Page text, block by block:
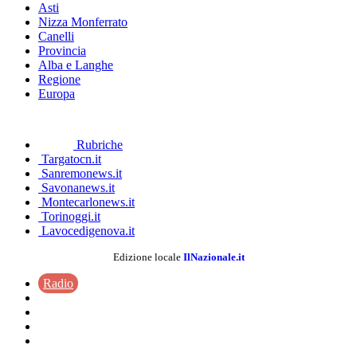
Asti
Nizza Monferrato
Canelli
Provincia
Alba e Langhe
Regione
Europa
Rubriche
Targatocn.it
Sanremonews.it
Savonanews.it
Montecarlonews.it
Torinoggi.it
Lavocedigenova.it
Edizione locale IlNazionale.it
Radio